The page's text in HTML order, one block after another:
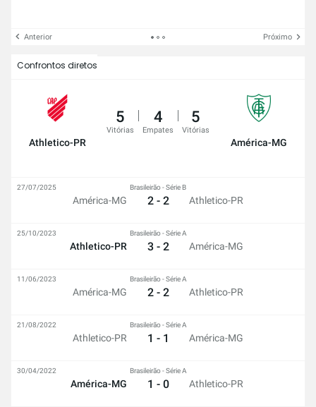
Anterior Próximo
Confrontos diretos
Athletico-PR
5
Vitórias
4
Empates
5
Vitórias
América-MG
América-MG
Brasileirão - Série B
2 - 2 Athletico-PR
27/07/2025
Athletico-PR
Brasileirão - Série A
3 - 2 América-MG
25/10/2023
América-MG
Brasileirão - Série A
2 - 2 Athletico-PR
11/06/2023
Athletico-PR
Brasileirão - Série A
1 - 1 América-MG
21/08/2022
América-MG
Brasileirão - Série A
1 - 0 Athletico-PR
30/04/2022